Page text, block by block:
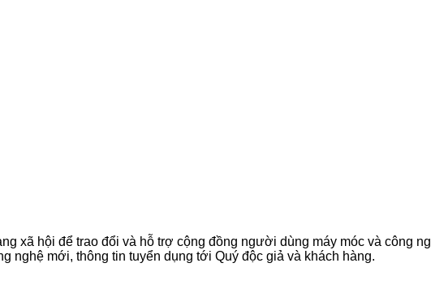
xã hội để trao đổi và hỗ trợ cộng đồng người dùng máy móc và công
nghệ mới, thông tin tuyển dụng tới Quý độc giả và khách hàng.